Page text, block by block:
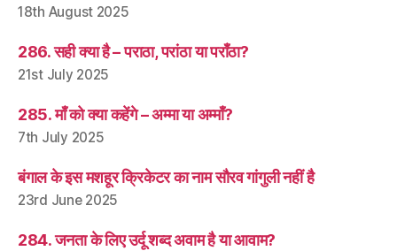
18th August 2025
286. सही क्या है – पराठा, परांठा या पराँठा?
21st July 2025
285. माँ को क्या कहेंगे – अम्मा या अम्माँ?
7th July 2025
बंगाल के इस मशहूर क्रिकेटर का नाम सौरव गांगुली नहीं है
23rd June 2025
284. जनता के लिए उर्दू शब्द अवाम है या आवाम?